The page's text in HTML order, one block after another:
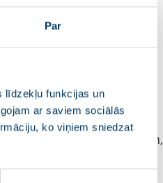
Par
līdzekļu funkcijas un
ar saviem sociālās
ko viņiem sniedzat
domājošo valstu
Ministru komitejas
principi, standarti un
uz dalībvalstu pārkāpumiem,
Tas neparedz EPPA
kādi bija Krievijas